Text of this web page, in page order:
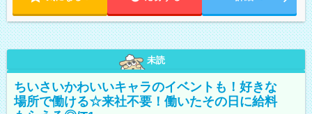
未読
ちいさいかわいいキャラのイベントも！好きな
場所で働ける☆来社不要！働いたその日に給料